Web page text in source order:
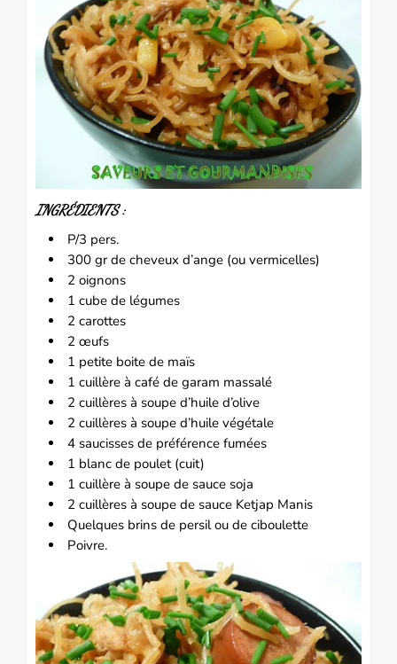
INGRÉDIENTS :
P/3 pers.
300 gr de cheveux d’ange (ou vermicelles)
2 oignons
1 cube de légumes
2 carottes
2 œufs
1 petite boite de maïs
1 cuillère à café de garam massalé
2 cuillères à soupe d’huile d’olive
2 cuillères à soupe d’huile végétale
4 saucisses de préférence fumées
1 blanc de poulet(cuit)
1 cuillère à soupe de sauce soja
2 cuillères à soupe de sauce Ketjap Manis
Quelques brins de persil ou de ciboulette
Poivre.